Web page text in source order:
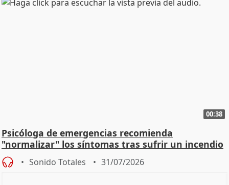
00:38
Psicóloga de emergencias recomienda
"normalizar" los síntomas tras sufrir un incendio
Sonido Totales 31/07/2026